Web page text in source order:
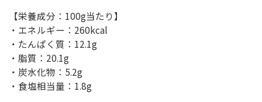
【栄養成分：100g当たり】
・エネルギー：260kcal
・たんぱく質：12.1g
・脂質：20.1g
・炭水化物：5.2g
・食塩相当量：1.8g